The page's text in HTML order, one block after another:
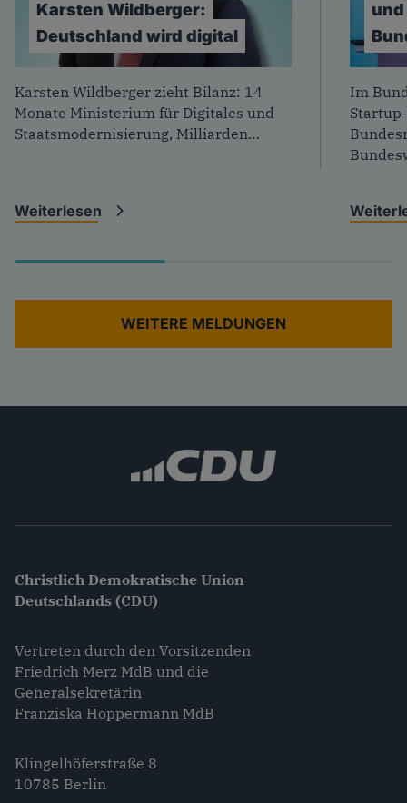
Karsten Wildberger:
Deutschland wird digital
Karsten Wildberger zieht Bilanz: 14
Monate Ministerium für Digitales und
Staatsmodernisierung, Milliarden…
Weiterlesen
und
Im
WEITERE MELDUNGEN
Christlich Demokratische Union
Deutschlands (CDU)
Vertreten durch den Vorsitzenden
Friedrich Merz MdB und die
Generalsekretärin
Franziska Hoppermann MdB
Klingelhöferstraße 8
10785 Berlin